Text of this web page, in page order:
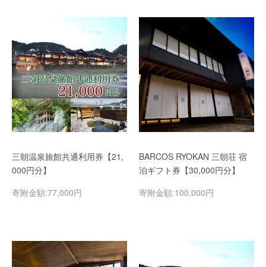
三朝温泉旅館共通利用券【21,
000円分】
寄附金額:77,000円
BARCOS RYOKAN 三朝荘 宿
泊ギフト券【30,000円分】
寄附金額:100,000円